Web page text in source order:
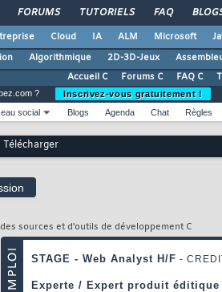
FORUMS TUTORIELS FAQ
Cloud IA ALM Microsoft
Algorithmique 2D-3D-Jeux
Accueil C
Forums C FAQ C
?
Inscrivez-vous gratuitement !
social Blogs Agenda Chat Règles
Télécharger
sources et d'outils de développement C